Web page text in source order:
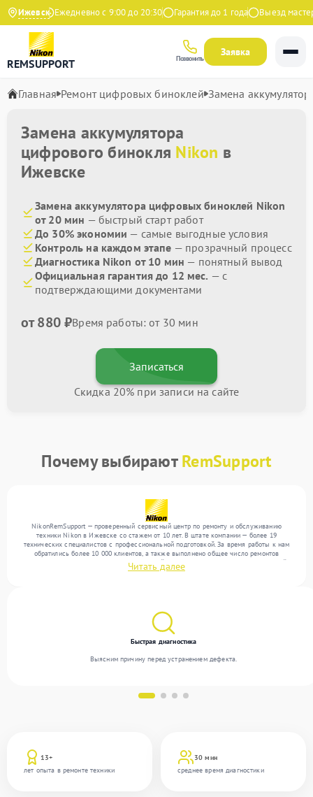
Ижевск
Яндекс Ежедневно с 9:00 до 20:30 Гарантия до 1 года Выезд мастера
REMSUPPORT Позвонить
Заявка
Главная Ремонт цифровых биноклей Замена
Замена аккумулятора
цифрового бинокля Nikon в
Ижевске
Замена аккумулятора цифровых биноклей Nikon
от 20 мин — быстрый старт работ
До 30% экономии — самые выгодные условия
Контроль на каждом этапе — прозрачный процесс
Диагностика Nikon от 10 мин — понятный вывод
Официальная гарантия до 12 мес. — с
подтверждающими документами
от 880 ₽Время работы: от 30 мин
Записаться
Скидка 20% при записи на сайте
Почему выбираютRemSupport
NikonRemSupport — проверенный сервисный центр по ремонту и обслуживанию
техники Nikon в Ижевске со стажем от 10 лет. В штате компании — более 19
технических специалистов с профессиональной подготовкой. За время работы к нам
обратились более 10 000 клиентов, а также выполнено общее число ремонтов
превысило 12 000. Ежемесячно в сервисный центр поступает более 300 обращений,
включая , , . Мы беремся за задачи любой сложности и предлагаем стабильный
Читать далее
13+
лет опыта в ремонте техники
30 мин
среднее время диагностики
Быстрая диагностика
Выясним причину перед устранением дефекта.